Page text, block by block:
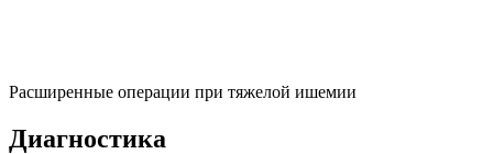
Расширенные операции при тяжелой ишемии
Диагностика